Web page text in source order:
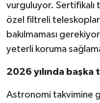
vurguluyor. Sertifikalı
özel filtreli teleskoplar
bakılmaması
yeterli koruma
2026 yılında başka
Astronomi takvimine